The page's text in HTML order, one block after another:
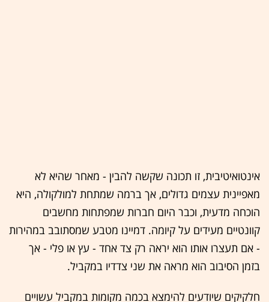
אינטואיטיבית, זו תכונה שקשה להבין - מאחר שהיא לא
מאפיינית עצמים גדולים, אך ברמה שמתחת למולקולה, היא
הוכחה מדעית, וכבר היום חברות שמפתחות מחשבים
קוונטיים מעידים על קיומה. דמיינו מטבע שמסתובב במהירות
- אם תעצרו אותו הוא יראה רק צד אחד - עץ או פלי - אך
בזמן הסיבוב הוא מראה את שני צדדיו במקביל.
חלקיקים שיודעים להימצא בכמה מקומות במקביל עשויים